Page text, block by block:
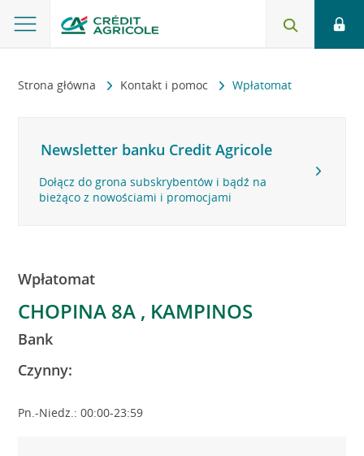
Strona główna Kontakt i pomoc Wpłatomat
Newsletter banku Credit Agricole
Dołącz do grona subskrybentów i bądź na
bieżąco z nowościami i promocjami
Wpłatomat
CHOPINA 8A , KAMPINOS
Bank
Czynny:
Pn.-Niedz.: 00:00-23:59